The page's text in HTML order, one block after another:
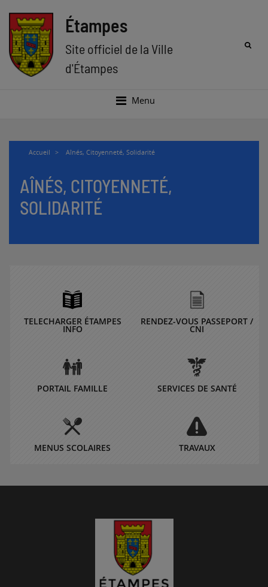
menu
contenu
Étampes
Site officiel de la Ville
d'Étampes
Menu
Accueil > Aînés, Citoyenneté, Solidarité
AÎNÉS, CITOYENNETÉ,
SOLIDARITÉ
TELECHARGER ÉTAMPES
INFO
RENDEZ-VOUS PASSEPORT /
CNI
PORTAIL FAMILLE SERVICES DE SANTÉ
MENUS SCOLAIRES TRAVAUX